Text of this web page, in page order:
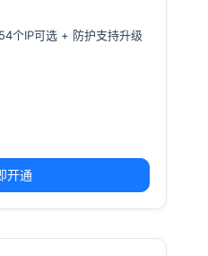
个IP可选 + 防护支持升级
开通